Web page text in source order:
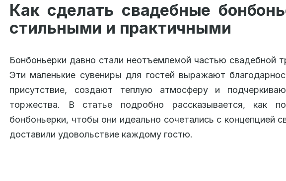
Как сделать свадебные
стильными и практичными
Бонбоньерки давно стали неотъемлемой частью свадебной
Эти маленькие сувениры для гостей выражают
присутствие, создают теплую атмосферу и
торжества. В статье подробно рассказывается, как
бонбоньерки, чтобы они идеально сочетались с концепцией
доставили удовольствие каждому гостю.